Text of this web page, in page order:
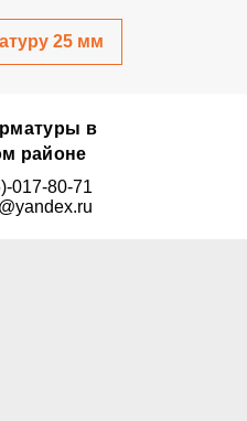
25 мм
в
районе
017-80-71